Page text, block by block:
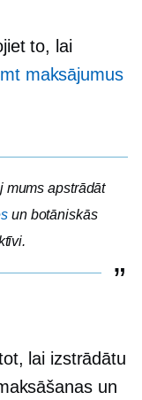
to, lai
maksājumus
mums apstrādāt
un botāniskās
lai izstrādātu
un